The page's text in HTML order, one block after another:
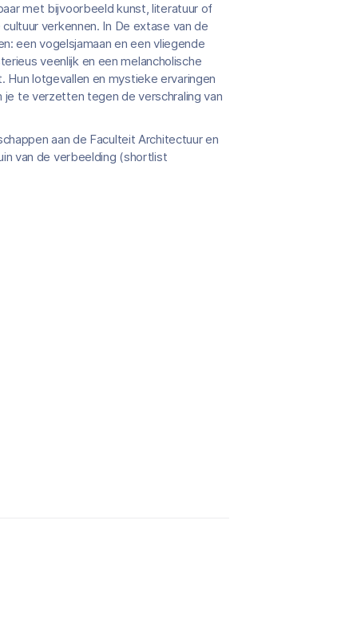
met bijvoorbeeld kunst, literatuur of
verkennen. In De extase van de
een vogelsjamaan en een vliegende
veenlijk en een melancholische
lotgevallen en mystieke ervaringen
te verzetten tegen de verschraling van
aan de Faculteit Architectuur en
van de verbeelding (shortlist